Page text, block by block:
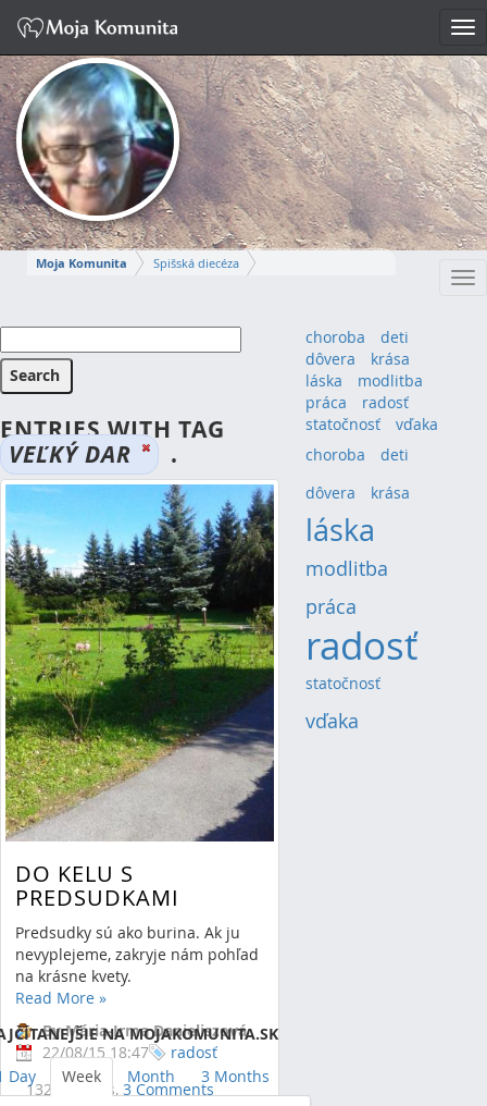
Moja Komunita
Spišská diecéza
MÁRIA-IRMA
ENTRIES WITH TAG
VEĽKÝ DAR .
DO KELU S
PREDSUDKAMI
Predsudky sú ako burina. Ak ju
nevyplejeme, zakryje nám pohľad
na krásne kvety.
Read More »
By Mária-Irma Danieliszová
22/08/15 18:47
13249 Views, 3 Comments
radosť
RSS (Opens New Window)
Showing 1 result.
choroba
deti
dôvera
krása
láska
modlitba
práca
radosť
statočnosť
vďaka
choroba (4)deti
dôvera (4)krása
láska
modlitba
práca
radosť(20)
statočnosť
vďaka
NA MOJAKOMUNITA.SK
Day Week Month 3 Months